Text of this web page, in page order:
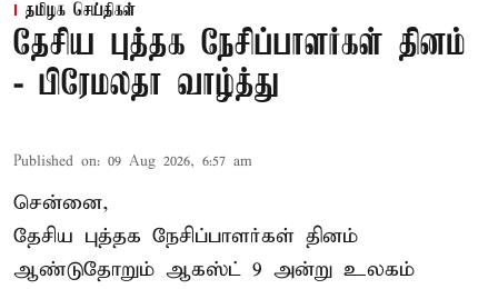
தமிழக செய்திகள்
தேசிய புத்தக நேசிப்பாளர்கள் தினம்
- பிரேமலதா வாழ்த்து
Published on: 09 Aug 2026, 6:57 am
சென்னை,
தேசிய புத்தக நேசிப்பாளர்கள் தினம்
ஆண்டுதோறும் ஆகஸ்ட் 9 அன்று உலகம்